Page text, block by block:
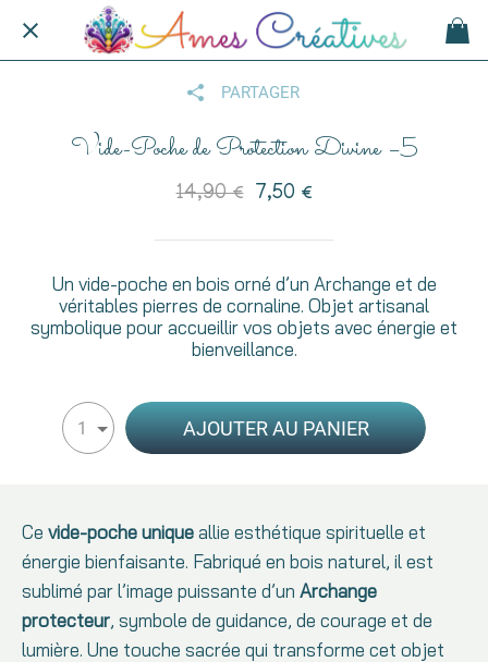
PARTAGER
Vide-Poche de Protection Divine –5
14,90 € 7,50 €
Un vide-poche en bois orné d’un Archange et de
véritables pierres de cornaline. Objet artisanal
symbolique pour accueillir vos objets avec énergie et
bienveillance.
1 AJOUTER AU PANIER
Ce vide-poche uniqueallie esthétique spirituelle et
énergie bienfaisante. Fabriqué en bois naturel, il est
sublimé par l’image puissante d’un Archange
protecteur, symbole de guidance, de courage et de
lumière. Une touche sacrée qui transforme cet objet